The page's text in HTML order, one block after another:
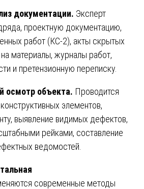
документации. Эксперт
проектную документацию,
работ (КС-2), акты скрытых
материалы, журналы работ,
и претензионную переписку.
осмотр объекта. Проводится
элементов,
выявление видимых дефектов,
рейками, составление
ведомостей.
современные методы